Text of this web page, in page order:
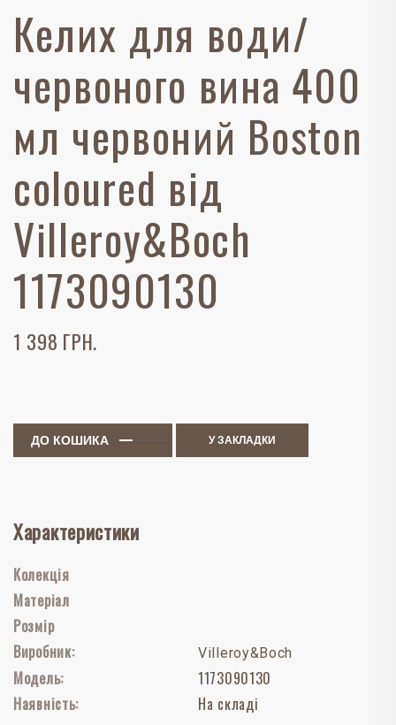
Келих для води/
червоного вина 400
мл червоний Boston
coloured від
Villeroy&Boch
1173090130
1 398 ГРН.
ДО КОШИКА У ЗАКЛАДКИ
Характеристики
Колекція
Матеріал
Розмір
Виробник:
Villeroy&Boch
Модель:
1173090130
Наявність:
На складі